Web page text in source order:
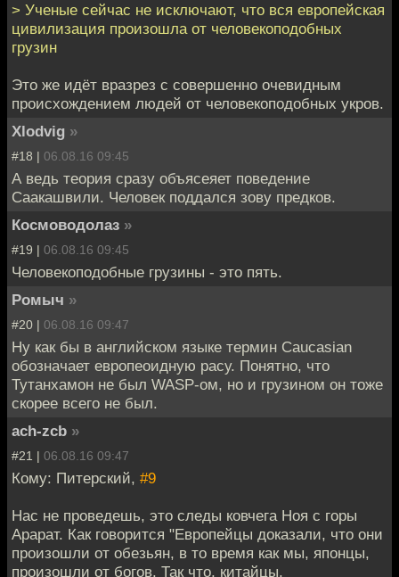
> Ученые сейчас не исключают, что вся европейская
цивилизация произошла от человекоподобных
грузин
Это же идёт вразрез с совершенно очевидным
происхождением людей от человекоподобных укров.
Xlodvig »
#18 | 06.08.16 09:45
А ведь теория сразу объясеяет поведение
Саакашвили. Человек поддался зову предков.
Космоводолаз »
#19 | 06.08.16 09:45
Человекоподобные грузины - это пять.
Ромыч »
#20 | 06.08.16 09:47
Ну как бы в английском языке термин Caucasian
обозначает европеоидную расу. Понятно, что
Тутанхамон не был WASP-ом, но и грузином он тоже
скорее всего не был.
ach-zcb »
#21 | 06.08.16 09:47
Кому: Питерский, #9
Нас не проведешь, это следы ковчега Ноя с горы
Арарат. Как говорится "Европейцы доказали, что они
произошли от обезьян, в то время как мы, японцы,
произошли от богов. Так что, китайцы,